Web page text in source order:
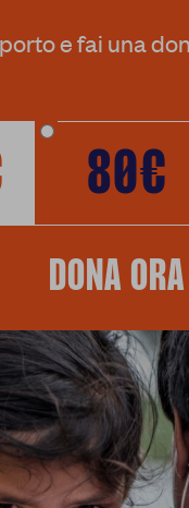
e fai una
80€
DONA ORA